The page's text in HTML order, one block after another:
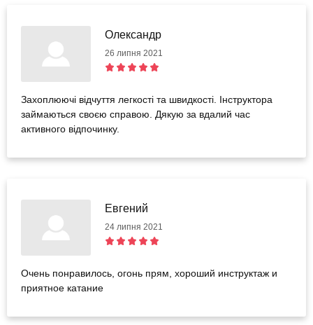
Олександр
26 липня 2021
Захоплюючі відчуття легкості та швидкості. Інструктора
займаються своєю справою. Дякую за вдалий час
активного відпочинку.
Евгений
24 липня 2021
Очень понравилось, огонь прям, хороший инструктаж и
приятное катание